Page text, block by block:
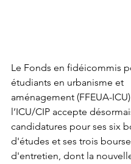
Le Fonds en fidéicommis
étudiants en urbanisme et
aménagement (FFEUA-
l’ICU/CIP accepte
candidatures pour ses six
d'études et ses trois
d'entretien, dont la